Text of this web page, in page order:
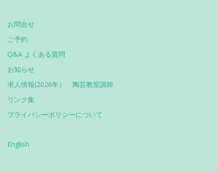
お問合せ
ご予約
Q&A よくある質問
お知らせ
求人情報(2026年） 陶芸教室講師
リンク集
プライバシーポリシーについて
English